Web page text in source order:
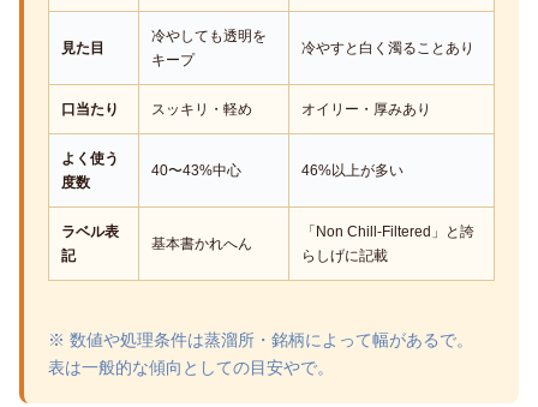
見た目
冷やしても透明を
キープ
冷やすと白く濁ることあり
口当たり スッキリ・軽め オイリー・厚みあり
よく使う
度数
40〜43%中心 46%以上が多い
ラベル表
記
基本書かれへん
「Non Chill-Filtered」と誇
らしげに記載
※ 数値や処理条件は蒸溜所・銘柄によって幅があるで。
表は一般的な傾向としての目安やで。